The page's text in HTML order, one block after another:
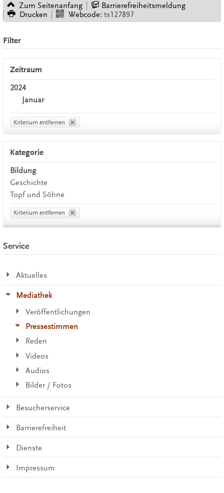
Zum Seitenanfang
Barrierefreiheitsmeldung
Drucken
Webcode: ts127897
Filter
Zeitraum
2024
Januar
Kriterium entfernen
Kategorie
Bildung
Geschichte
Topf und Söhne
Kriterium entfernen
Service
Aktuelles
Mediathek
Veröffentlichungen
Pressestimmen
Reden
Videos
Audios
Bilder / Fotos
Besucherservice
Barrierefreiheit
Dienste
Impressum